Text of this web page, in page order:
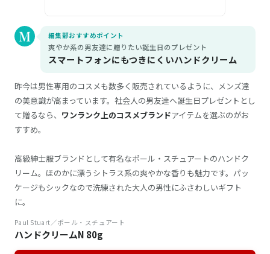
編集部おすすめポイント
爽やか系の男友達に贈りたい誕生日のプレゼント
スマートフォンにもつきにくいハンドクリーム
昨今は男性専用のコスメも数多く販売されているように、メンズ達
の美意識が高まっています。社会人の男友達へ誕生日プレゼントとし
て贈るなら、 ワンランク上のコスメブランドアイテムを選ぶのがお
すすめ。
高級紳士服ブランドとして有名なポール・スチュアートのハンドク
リーム。ほのかに漂うシトラス系の爽やかな香りも魅力です。パッ
ケージもシックなので洗練された大人の男性にふさわしいギフト
に。
Paul Stuart／ポール・スチュアート
ハンドクリームN 80g